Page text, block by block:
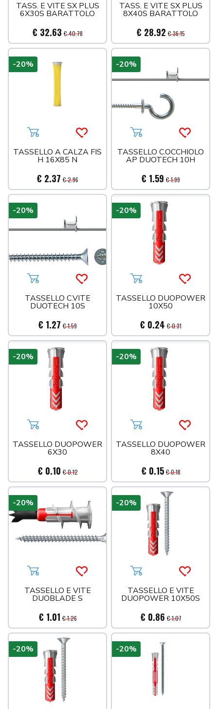
TASS. E VITE SX PLUS
6X30S BARATTOLO
€ 32.63 € 40.78
TASS. E VITE SX PLUS
8X40S BARATTOLO
€ 28.92 € 36.15
Aggiungi al carrelloAcquista più tardi
TASSELLO A CALZA FIS
H 16X85 N
€ 2.37 € 2.96
-20%
Aggiungi al carrello
TASSELLO C.OCCHIOLO
AP DUOTECH 10H
€ 1.59 € 1.99
-20%
Aggiungi al carrelloAcquista più tardi
TASSELLO C.VITE
DUOTECH 10S
€ 1.27 € 1.59
-20%
Aggiungi al carrello
TASSELLO DUOPOWER
10X50
€ 0.24 € 0.31
-20%
Aggiungi al carrelloAcquista più tardi
TASSELLO DUOPOWER
6X30
€ 0.10 € 0.12
-20%
Aggiungi al carrello
TASSELLO DUOPOWER
8X40
€ 0.15 € 0.18
-20%
Aggiungi al carrelloAcquista più tardi
TASSELLO E VITE
DUOBLADE S
€ 1.01 € 1.26
-20%
Aggiungi al carrello
TASSELLO E VITE
DUOPOWER 10X50S
€ 0.86 € 1.07
-20%
-20% -20%